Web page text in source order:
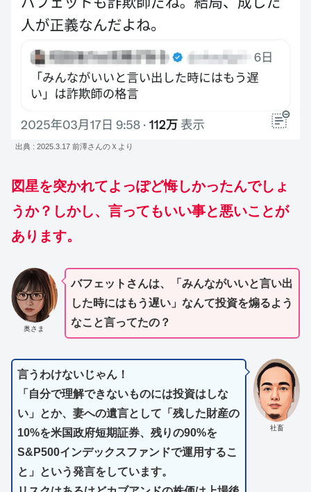
出典 : 2025.3.17 前澤さんのＸより
図星を突かれてよっぽど悔しかったんでしょ
うか？しかし、言ってもいい事と悪いことが
あります。
奥さま
バフェットさんは、「みんながいいと言い出
した時にはもう遅い」なんて投資を煽るよう
なこと言ってたの？
社畜
言うわけないじゃん！
「自分で理解できないものには投資はしな
い」とか、妻への遺言として「残した財産の
10%を米国政府短期証券、残りの90%を
S&P500インデックスファンドで運用するこ
と」という発言をしています。